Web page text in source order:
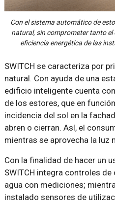
Con el sistema automático de
natural, sin comprometer tanto
eficiencia energética de las
SWITCH se caracteriza por
natural. Con ayuda de una
edificio inteligente cuenta
de los estores, que en
incidencia del sol en la
abren o cierran. Así, el
mientras se aprovecha la luz
Con la finalidad de hacer un
SWITCH integra controles
agua con mediciones;
instalado sensores de